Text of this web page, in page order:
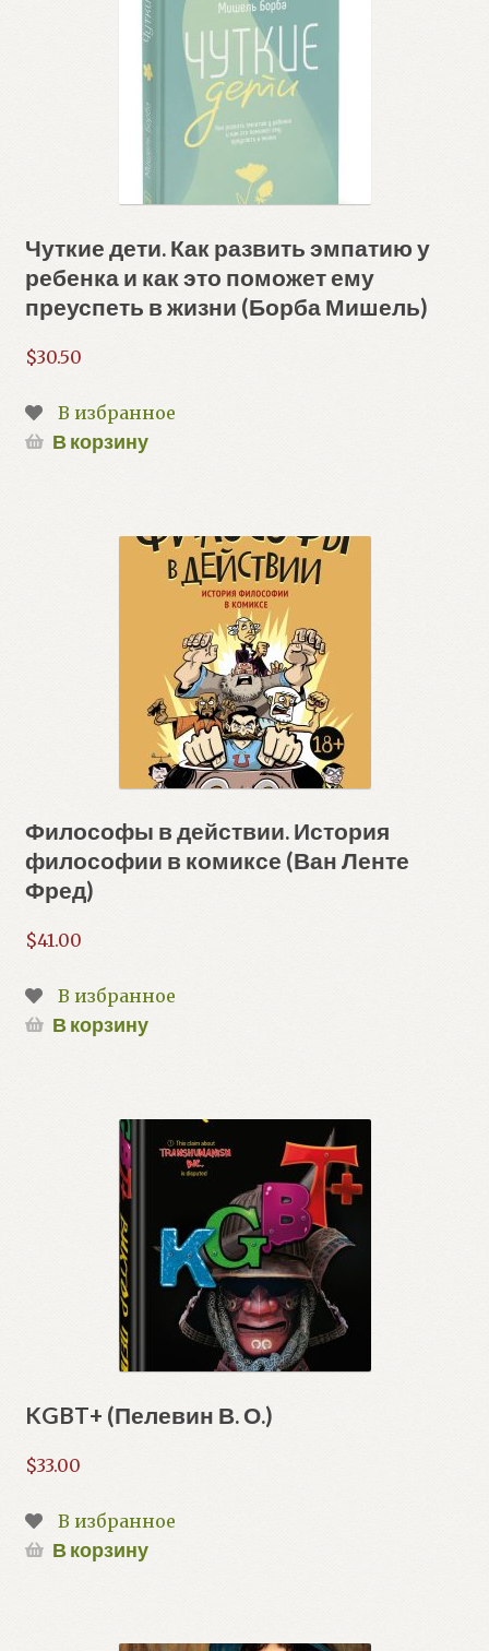
Чуткие дети. Как развить эмпатию у
ребенка и как это поможет ему
преуспеть в жизни (Борба Мишель)
$30.50
В избранное
В корзину
Философы в действии. История
философии в комиксе (Ван Ленте
Фред)
$41.00
В избранное
В корзину
KGBT+ (Пелевин В. О.)
$33.00
В избранное
В корзину